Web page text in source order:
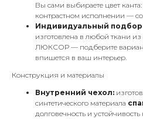
Вы сами выбираете цвет
контрастном исполнении —
Индивидуальный подбор
изготовлена в любой ткани из
ЛЮКСОР — подберите
впишется в ваш интерьер.
Конструкция и материалы
Внутренний чехол:
синтетического материала
долговечность и